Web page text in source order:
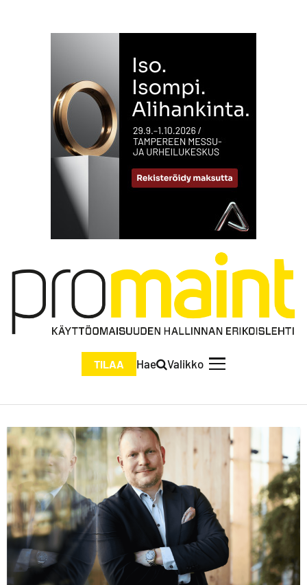
TILAA Hae Valikko